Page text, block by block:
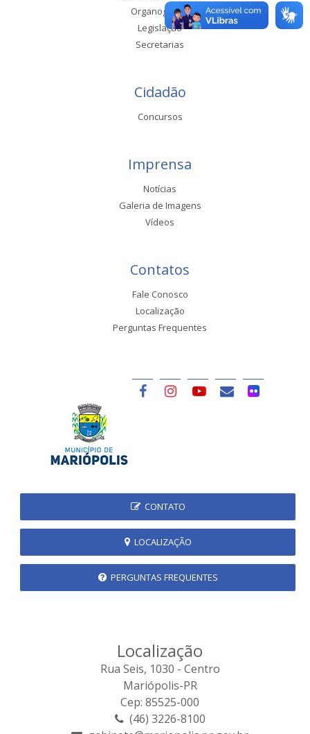
Organograma
Legislação
Secretarias
Cidadão
Concursos
Imprensa
Notícias
Galeria de Imagens
Vídeos
Contatos
Fale Conosco
Localização
Perguntas Frequentes
CONTATO
LOCALIZAÇÃO
PERGUNTAS FREQUENTES
Localização
Rua Seis, 1030 - Centro
Mariópolis-PR
Cep: 85525-000
(46) 3226-8100